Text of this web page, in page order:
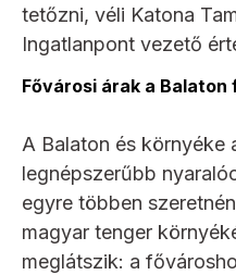
tetőzni, véli Katona
Ingatlanpont vezető
Fővárosi árak a Balaton
A Balaton és környéke
legnépszerűbb
egyre többen
magyar tenger
meglátszik: a